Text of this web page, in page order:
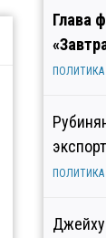
Глава
ПОЛИТИКА
ПОЛИТИКА